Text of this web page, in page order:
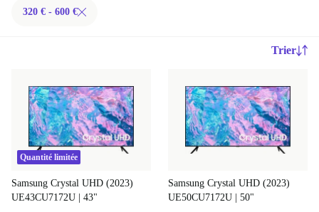
320 € - 600 €
Trier
Quantité limitée
Samsung Crystal UHD (2023)
UE43CU7172U | 43"
Samsung Crystal UHD (2023)
UE50CU7172U | 50"